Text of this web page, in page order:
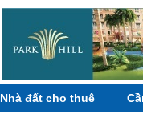
Nhà đất cho thuê